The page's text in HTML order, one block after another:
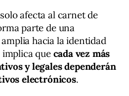
afecta al carnet de
parte de una
hacia la identidad
que cada vez más
y legales dependerán
electrónicos.